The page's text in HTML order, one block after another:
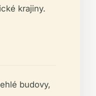
krajiny.
budovy,